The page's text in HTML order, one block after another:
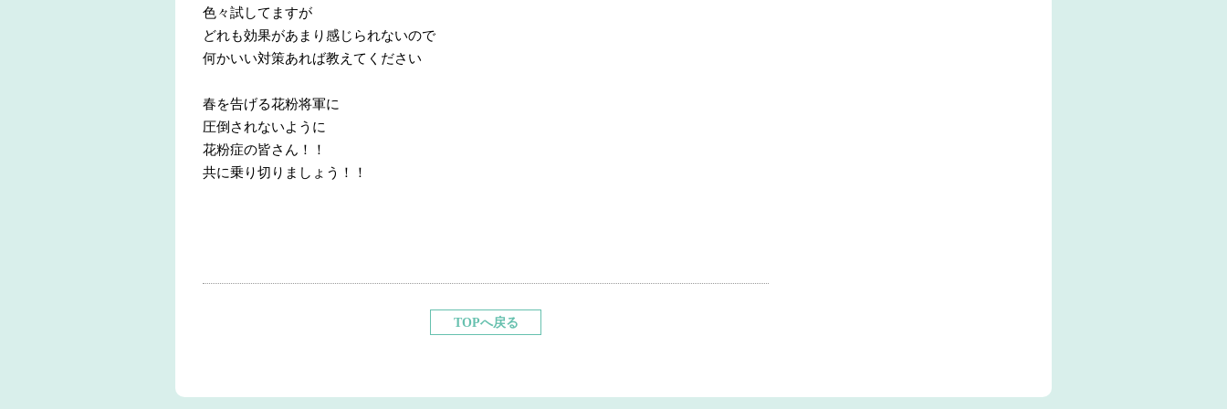
色々試してますが
どれも効果があまり感じられないので
何かいい対策あれば教えてください
春を告げる花粉将軍に
圧倒されないように
花粉症の皆さん！！
共に乗り切りましょう！！
TOPへ戻る